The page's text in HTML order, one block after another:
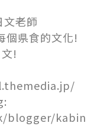
文老師
個県食的文化!
!
blogger/kabin